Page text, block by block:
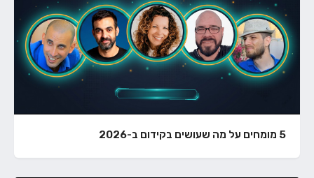
5 מומחים על מה שעושים בקידום ב-2026